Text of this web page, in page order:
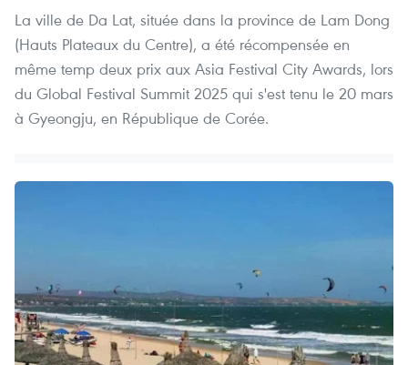
La ville de Da Lat, située dans la province de Lam Dong
(Hauts Plateaux du Centre), a été récompensée en
même temp deux prix aux Asia Festival City Awards, lors
du Global Festival Summit 2025 qui s'est tenu le 20 mars
à Gyeongju, en République de Corée.